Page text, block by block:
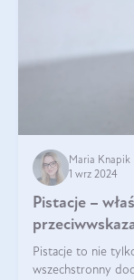
Maria Knapik
1 wrz 2024
Pistacje –
Pistacje to nie
wszechstronny